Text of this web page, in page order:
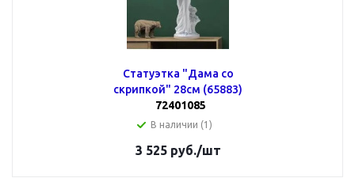
Статуэтка "Дама со
скрипкой" 28см (65883)
72401085
В наличии (1)
3 525руб./шт